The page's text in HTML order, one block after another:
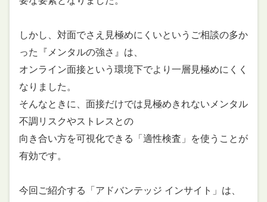
しかし、対面でさえ見極めにくいというご相談の多か
った『メンタルの強さ』は、
オンライン面接という環境下でより一層見極めにくく
なりました。
そんなときに、面接だけでは見極めきれないメンタル
不調リスクやストレスとの
向き合い方を可視化できる「適性検査」を使うことが
有効です。
今回ご紹介する「アドバンテッジ インサイト」は、